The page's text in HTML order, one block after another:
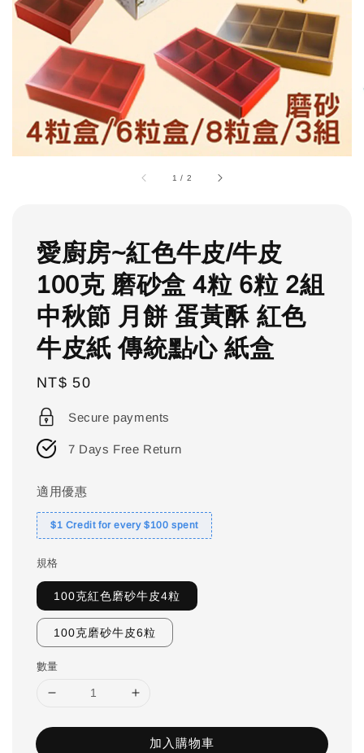
1 / 2
愛廚房~紅色牛皮/牛皮
100克 磨砂盒 4粒 6粒 2組
中秋節 月餅 蛋黃酥 紅色
牛皮紙 傳統點心 紙盒
Regular
price
NT$ 50
Secure payments
7 Days Free Return
適用優惠
$1 Credit for every $100 spent
規格
100克紅色磨砂牛皮4粒
100克磨砂牛皮6粒
數量
加入購物車